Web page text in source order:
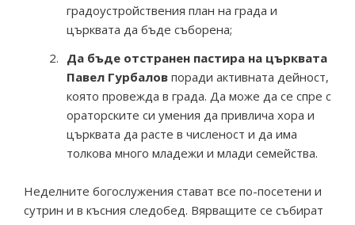
градоустройствения план на града и
църквата да бъде съборена;
Да бъде отстранен пастира на църквата
Павел Гурбалов поради активната дейност,
която провежда в града. Да може да се спре с
ораторските си умения да привлича хора и
църквата да расте в численост и да има
толкова много младежи и млади семейства.
Неделните богослужения стават все по-посетени и
сутрин и в късния следобед. Вярващите се събират